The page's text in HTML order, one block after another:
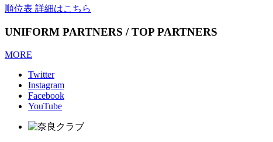
順位表 詳細はこちら
UNIFORM PARTNERS / TOP PARTNERS
MORE
Twitter
Instagram
Facebook
YouTube